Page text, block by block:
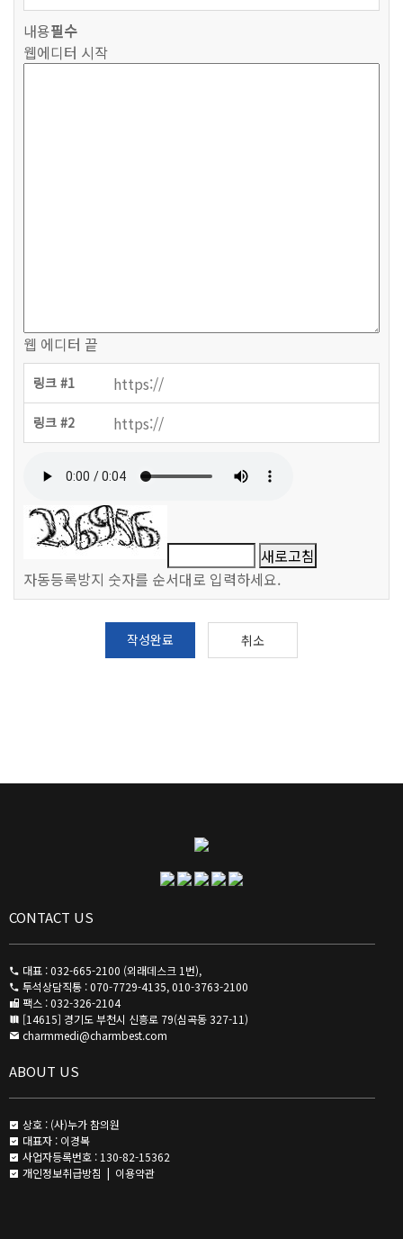
내용필수
웹에디터 시작
웹 에디터 끝
링크 #1
링크 #2
새로고침
자동등록방지 숫자를 순서대로 입력하세요.
작성완료 취소
CONTACT US
대표 : 032-665-2100 (외래데스크 1번),
투석상담직통 : 070-7729-4135, 010-3763-2100
팩스 : 032-326-2104
[14615] 경기도 부천시 신흥로 79(심곡동 327-11)
charmmedi@charmbest.com
ABOUT US
상호 : (사)누가 참의원
대표자 : 이경복
사업자등록번호 : 130-82-15362
개인정보취급방침 | 이용약관